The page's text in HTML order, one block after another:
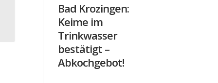
Bad Krozingen:
Keime im
Trinkwasser
bestätigt –
Abkochgebot!